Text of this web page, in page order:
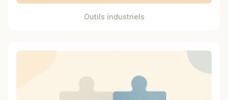
Outils industriels